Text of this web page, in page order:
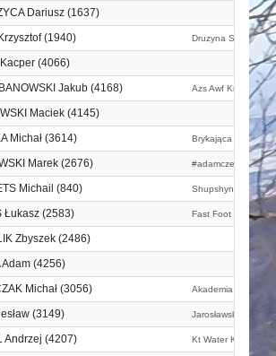
Dariusz (1637)
(1940) Druzyna Szpiku
(4066)
Jakub (4168) Azs Awf Kraków
Maciek (4145)
Michał (3614) Brykająca Grupa
Marek (2676)
Michail (840) Shupshyna Run
Łukasz (2583) Fast Foot Team
Zbyszek (2486)
Adam (4256)
Michał (3056) Akademia Wojsk
(3149) Jarosławski
Andrzej (4207) Kt Water Knights